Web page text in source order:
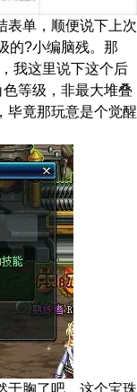
表单，顺便说下上次
的?小编脑残。那
我这里说下这个后
等级，非最大堆叠
毕竟那玩意是个觉醒